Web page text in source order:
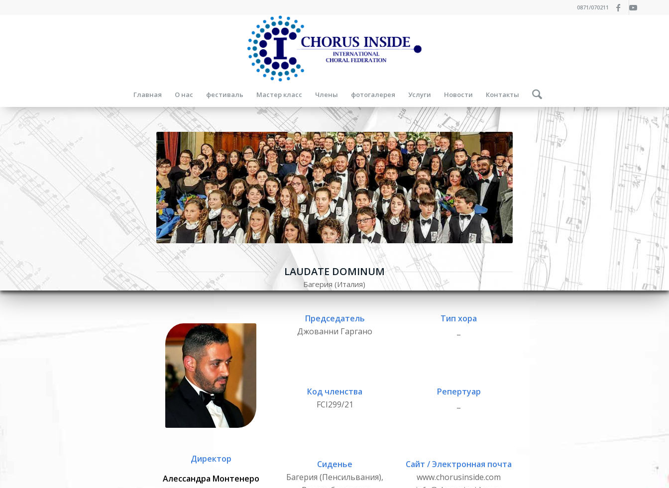
0871/070211
Главная О нас фестиваль Мастер класс Члены фотогалерея Услуги Новости Контакты
LAUDATE DOMINUM
Багерия (Италия)
Директор
Алессандра Монтенеро
Председатель
Джованни Гаргано
Код членства
FCI299/21
Сиденье
Багерия (Пенсильвания),
Тип хора
Репертуар
Сайт / Электронная почта
www.chorusinside.com